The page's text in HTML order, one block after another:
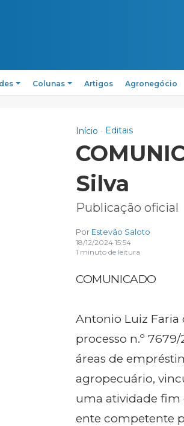
Colunas Artigos Agronegócio
Início Editais
Silva
Publicação oficial
Por Estevão Saloto
18/12/2024 15:54
1 minuto de leitura
COMUNICADO
Antonio Luiz Faria
processo n.º
áreas de
agropecuário,
uma atividade fim
ente competente